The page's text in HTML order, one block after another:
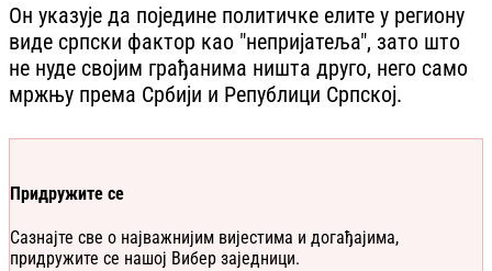
Он указује да поједине политичке елите у региону
виде српски фактор као "непријатеља", зато што
не нуде својим грађанима ништа друго, него само
мржњу према Србији и Републици Српској.
Придружите се
Сазнајте све о најважнијим вијестима и догађајима,
придружите се нашој Вибер заједници.